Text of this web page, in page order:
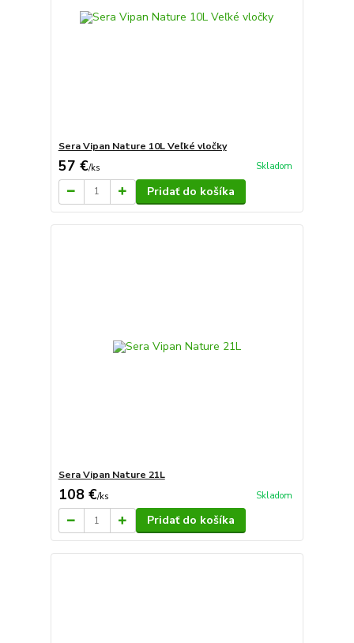
Sera Vipan Nature 10L Veľké vločky
57 €/ks Skladom
Pridať do košíka
Sera Vipan Nature 21L
108 €/ks Skladom
Pridať do košíka